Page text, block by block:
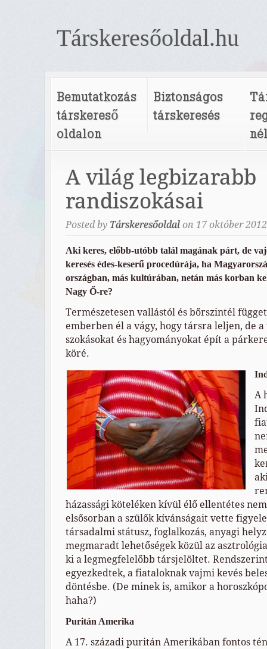
Társkeresőoldal.hu
Bemutatkozás
társkereső
oldalon
Biztonságos
társkeresés
A világ legbizarabb
randiszokásai
Posted by Társkeresőoldal on 17 október2012
Aki keres, előbb-utóbb talál magának párt, de
keresés édes-keserű procedúrája, ha
országban, más kultúrában, netán más korban
Nagy Ő-re?
Természetesen vallástól és bőrszintél
emberben él a vágy, hogy társra leljen, de
szokásokat és hagyományokat épít a
köré.
A
házassági köteléken kívül élő ellentétes
elsősorban a szülők kívánságait vette
társadalmi státusz, foglalkozás, anyagi
megmaradt lehetőségek közül az
ki a legmegfelelőbb társjelöltet.
egyezkedtek, a fiataloknak vajmi kevés
döntésbe. (De minek is, amikor a
haha?)
Puritán Amerika
A 17. századi puritán Amerikában fontos